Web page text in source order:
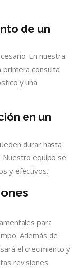
de un
En nuestra
primera consulta
y una
en un
durar hasta
Nuestro equipo se
y efectivos.
para
Además de
el crecimiento y
revisiones